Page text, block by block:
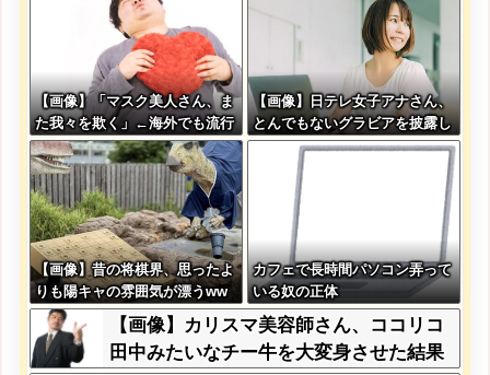
【画像】「マスク美人さん、ま
た我々を欺く」←海外でも流行
りだした結果がこちらw w w w
w w w
【画像】日テレ女子アナさん、
とんでもないグラビアを披露し
た結果・・・
【画像】昔の将棋界、思ったよ
りも陽キャの雰囲気が漂うww
wwwww
カフェで長時間パソコン弄って
いる奴の正体
【画像】カリスマ美容師さん、ココリコ
田中みたいなチー牛を大変身させた結果